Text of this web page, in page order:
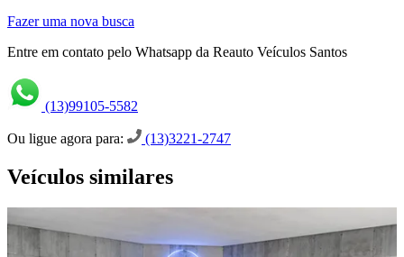
Fazer uma nova busca
Entre em contato pelo Whatsapp da Reauto Veículos Santos
(13)99105-5582
Ou ligue agora para: (13)3221-2747
Veículos similares